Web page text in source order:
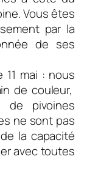
Vous êtes
par la
de ses
mai : nous
de couleur,
de pivoines
ne sont pas
la capacité
avec toutes